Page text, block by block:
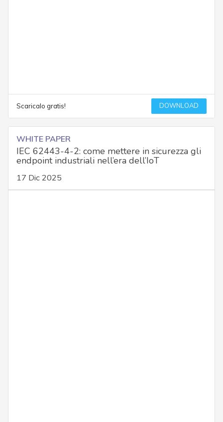
Scaricalo gratis! DOWNLOAD
WHITE PAPER
IEC 62443-4-2: come mettere in sicurezza gli
endpoint industriali nell’era dell’IoT
17 Dic 2025